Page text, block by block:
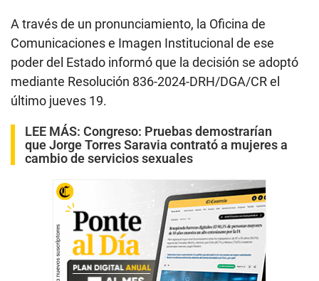
A través de un pronunciamiento, la Oficina de
Comunicaciones e Imagen Institucional de ese
poder del Estado informó que la decisión se adoptó
mediante Resolución 836-2024-DRH/DGA/CR el
último jueves 19.
LEE MÁS: Congreso: Pruebas demostrarían
que Jorge Torres Saravia contrató a mujeres a
cambio de servicios sexuales